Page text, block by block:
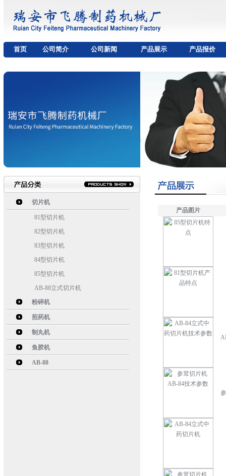
首页 公司简介 公司新闻 产品展示 产品报价
切片机
81型切片机
82型切片机
83型切片机
84型切片机
85型切片机
AB-88立式切片机
粉碎机
煎药机
制丸机
鱼胶机
AB-88
产品图片